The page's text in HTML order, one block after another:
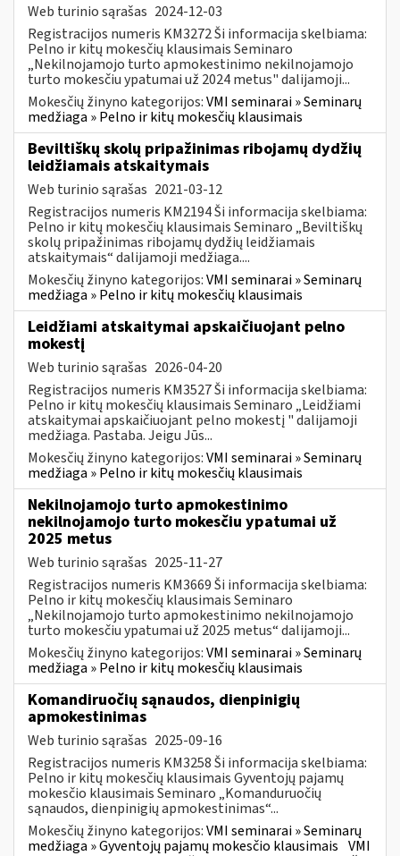
Web turinio sąrašas 2024-12-03
Registracijos numeris KM3272 Ši informacija skelbiama:
Pelno ir kitų mokesčių klausimais Seminaro
„Nekilnojamojo turto apmokestinimo nekilnojamojo
turto mokesčiu ypatumai už 2024 metus" dalijamoji...
Mokesčių žinyno kategorijos:VMI seminarai » Seminarų
medžiaga » Pelno ir kitų mokesčių klausimais
Beviltiškų skolų pripažinimas ribojamų dydžių
leidžiamais atskaitymais
Web turinio sąrašas 2021-03-12
Registracijos numeris KM2194 Ši informacija skelbiama:
Pelno ir kitų mokesčių klausimais Seminaro „Beviltiškų
skolų pripažinimas ribojamų dydžių leidžiamais
atskaitymais“ dalijamoji medžiaga....
Mokesčių žinyno kategorijos:VMI seminarai » Seminarų
medžiaga » Pelno ir kitų mokesčių klausimais
Leidžiami atskaitymai apskaičiuojant pelno
mokestį
Web turinio sąrašas 2026-04-20
Registracijos numeris KM3527 Ši informacija skelbiama:
Pelno ir kitų mokesčių klausimais Seminaro „Leidžiami
atskaitymai apskaičiuojant pelno mokestį " dalijamoji
medžiaga. Pastaba. Jeigu Jūs...
Mokesčių žinyno kategorijos:VMI seminarai » Seminarų
medžiaga » Pelno ir kitų mokesčių klausimais
Nekilnojamojo turto apmokestinimo
nekilnojamojo turto mokesčiu ypatumai už
2025 metus
Web turinio sąrašas 2025-11-27
Registracijos numeris KM3669 Ši informacija skelbiama:
Pelno ir kitų mokesčių klausimais Seminaro
„Nekilnojamojo turto apmokestinimo nekilnojamojo
turto mokesčiu ypatumai už 2025 metus“ dalijamoji...
Mokesčių žinyno kategorijos:VMI seminarai » Seminarų
medžiaga » Pelno ir kitų mokesčių klausimais
Komandiruočių sąnaudos, dienpinigių
apmokestinimas
Web turinio sąrašas 2025-09-16
Registracijos numeris KM3258 Ši informacija skelbiama:
Pelno ir kitų mokesčių klausimais Gyventojų pajamų
mokesčio klausimais Seminaro „Komanduruočių
sąnaudos, dienpinigių apmokestinimas“...
Mokesčių žinyno kategorijos:VMI seminarai » Seminarų
medžiaga » Gyventojų pajamų mokesčio klausimais VMI